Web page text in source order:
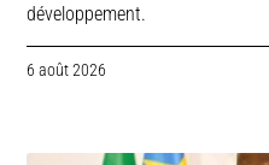
développement.
6 août 2026